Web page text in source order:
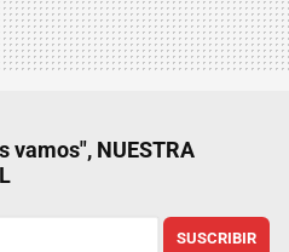
vamos", NUESTRA
SUSCRIBIR